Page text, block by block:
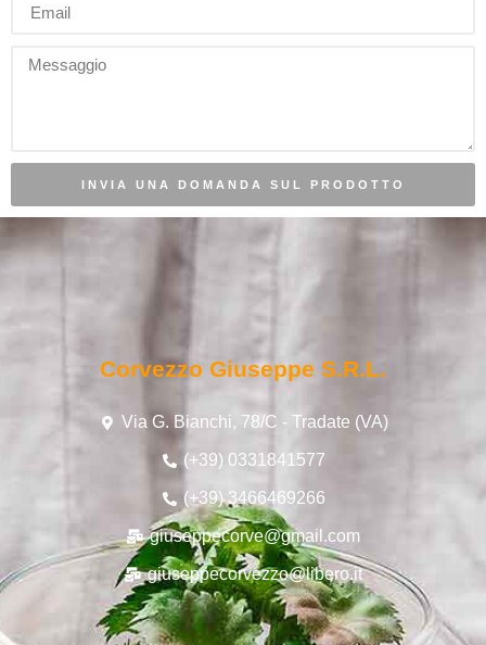
INVIA UNA DOMANDA SUL PRODOTTO
Corvezzo Giuseppe S.r.l.
Via G. Bianchi, 78/C - Tradate (VA)
(+39) 0331841577
(+39) 3466469266
giuseppecorve@gmail.com
giuseppecorvezzo@libero.it